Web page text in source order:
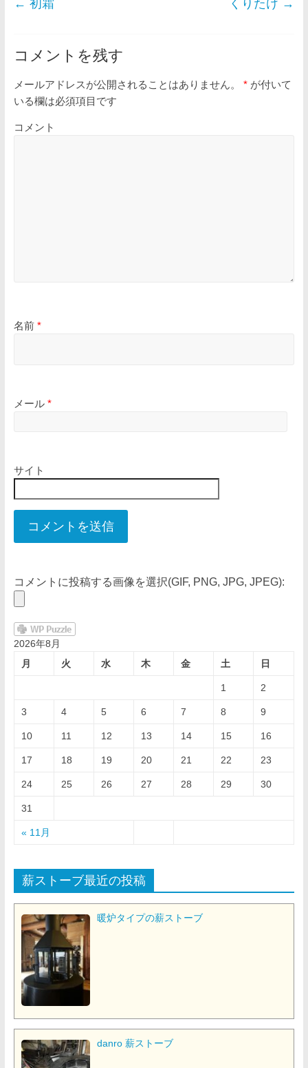
← 初霜 くりたけ →
コメントを残す
メールアドレスが公開されることはありません。 *が付いて
いる欄は必須項目です
コメント
名前 *
メール *
サイト
コメントに投稿する画像を選択(GIF, PNG, JPG, JPEG):
2026年8月
月
火 水 木 金 土 日
« 11月
1 2
3 4 5 6 7 8 9
10 11 12 13 14 15 16
17 18 19 20 21 22 23
24 25 26 27 28 29 30
31
薪ストーブ最近の投稿
暖炉タイプの薪ストーブ
danro 薪ストーブ